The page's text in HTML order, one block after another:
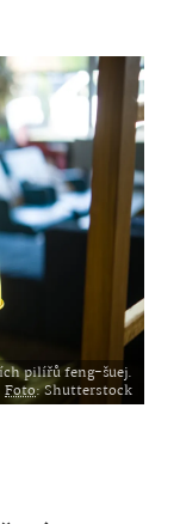
pilířů feng-šuej.
Foto: Shutterstock